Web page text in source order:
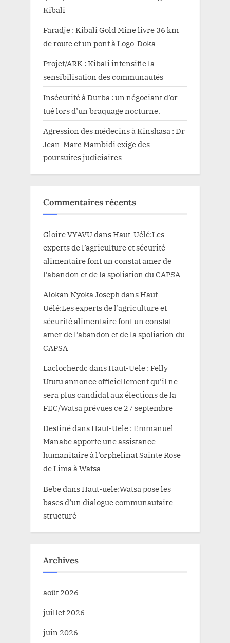
Kibali
Faradje : Kibali Gold Mine livre 36 km
de route et un pont à Logo-Doka
Projet/ARK : Kibali intensifie la
sensibilisation des communautés
Insécurité à Durba : un négociant d’or
tué lors d’un braquage nocturne.
Agression des médecins à Kinshasa : Dr
Jean-Marc Mambidi exige des
poursuites judiciaires
Commentaires récents
Gloire VYAVUdansHaut-Uélé:Les
experts de l’agriculture et sécurité
alimentaire font un constat amer de
l’abandon et de la spoliation du CAPSA
Alokan Nyoka JosephdansHaut-
Uélé:Les experts de l’agriculture et
sécurité alimentaire font un constat
amer de l’abandon et de la spoliation du
CAPSA
Laclocherdc dansHaut-Uele : Felly
Ututu annonce officiellement qu’il ne
sera plus candidat aux élections de la
FEC/Watsa prévues ce 27 septembre
DestinédansHaut-Uele : Emmanuel
Manabe apporte une assistance
humanitaire à l’orphelinat Sainte Rose
de Lima à Watsa
BebedansHaut-uele:Watsa pose les
bases d’un dialogue communautaire
structuré
Archives
août 2026
juillet 2026
juin 2026